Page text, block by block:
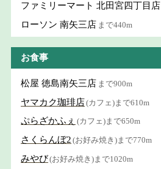
ファミリーマート 北田宮四丁目店
ローソン 南矢三店 まで440m
お食事
松屋 徳島南矢三店 まで900m
ヤマカク珈琲店(カフェ)まで610m
ぷらざかふぇ (カフェ)まで650m
さくらんぼ2 (お好み焼き)まで770m
みやび(お好み焼き)まで1020m